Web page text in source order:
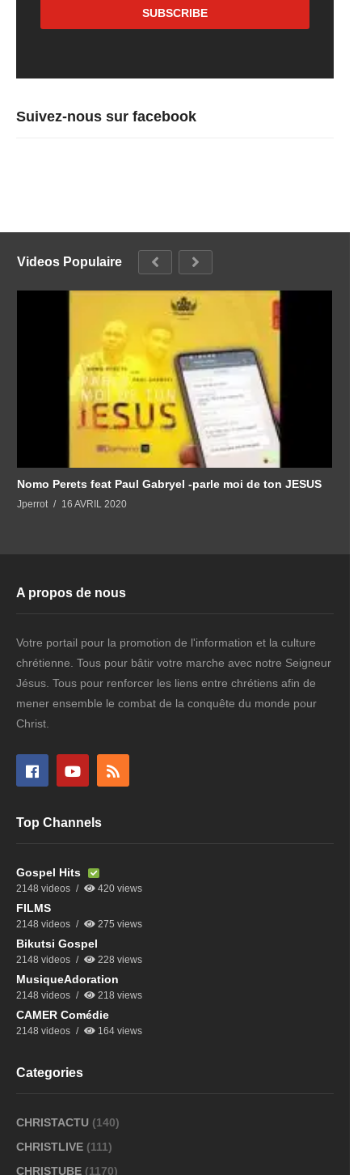
Suivez-nous sur facebook
Videos Populaire
Nomo Perets feat Paul Gabryel -parle moi de ton JESUS
Jperrot 16 AVRIL 2020
A propos de nous
Votre portail pour la promotion de l'information et la culture
chrétienne. Tous pour bâtir votre marche avec notre Seigneur
Jésus. Tous pour renforcer les liens entre chrétiens afin de
mener ensemble le combat de la conquête du monde pour
Christ.
Top Channels
Gospel Hits
2148 videos 420 views
FILMS
2148 videos 275 views
Bikutsi Gospel
2148 videos 228 views
MusiqueAdoration
2148 videos 218 views
CAMER Comédie
2148 videos 164 views
Categories
CHRISTACTU (140)
CHRISTLIVE (111)
CHRISTUBE (1170)